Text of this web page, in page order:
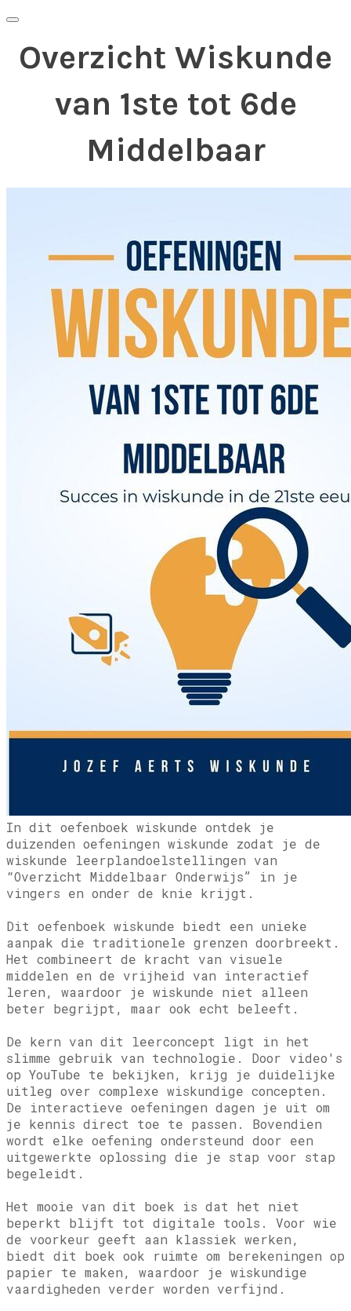
Overzicht Wiskunde
van 1ste tot 6de
Middelbaar
In dit oefenboek wiskunde ontdek je
duizenden oefeningen wiskunde zodat je de
wiskunde leerplandoelstellingen van
“Overzicht Middelbaar Onderwijs” in je
vingers en onder de knie krijgt.
Dit oefenboek wiskunde biedt een unieke
aanpak die traditionele grenzen doorbreekt.
Het combineert de kracht van visuele
middelen en de vrijheid van interactief
leren, waardoor je wiskunde niet alleen
beter begrijpt, maar ook echt beleeft.
De kern van dit leerconcept ligt in het
slimme gebruik van technologie. Door video's
op YouTube te bekijken, krijg je duidelijke
uitleg over complexe wiskundige concepten.
De interactieve oefeningen dagen je uit om
je kennis direct toe te passen. Bovendien
wordt elke oefening ondersteund door een
uitgewerkte oplossing die je stap voor stap
begeleidt.
Het mooie van dit boek is dat het niet
beperkt blijft tot digitale tools. Voor wie
de voorkeur geeft aan klassiek werken,
biedt dit boek ook ruimte om berekeningen op
papier te maken, waardoor je wiskundige
vaardigheden verder worden verfijnd.